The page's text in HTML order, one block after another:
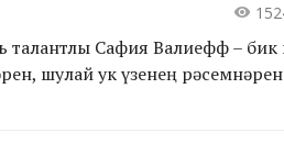
талантлы Сафия Валиефф –
шулай ук үзенең рәсемнәрен